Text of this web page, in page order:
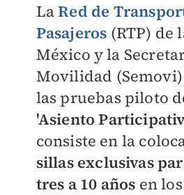
LaRed de
Pasajeros (RTP) de
México y la
Movilidad
las pruebas piloto
'Asiento
consiste en la
sillas exclusivas
tres a 10 años en